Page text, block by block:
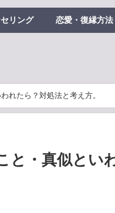
リング 恋愛・復縁方法
れたら？対処法と考え方。
と・真似とい